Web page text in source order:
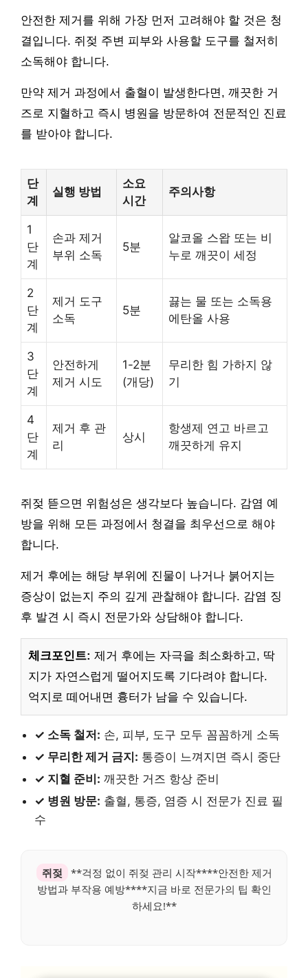
안전한 제거를 위해 가장 먼저 고려해야 할 것은 청
결입니다. 쥐젖 주변 피부와 사용할 도구를 철저히
소독해야 합니다.
만약 제거 과정에서 출혈이 발생한다면, 깨끗한 거
즈로 지혈하고 즉시 병원을 방문하여 전문적인 진료
를 받아야 합니다.
단
계
실행 방법
소요
시간
주의사항
1
단
계
손과 제거
부위 소독
5분
알코올 스왑 또는 비
누로 깨끗이 세정
2
단
계
제거 도구
소독
5분
끓는 물 또는 소독용
에탄올 사용
3
단
계
안전하게
제거 시도
1-2분
(개당)
무리한 힘 가하지 않
기
4
단
계
제거 후 관
리
상시
항생제 연고 바르고
깨끗하게 유지
쥐젖 뜯으면 위험성은 생각보다 높습니다. 감염 예
방을 위해 모든 과정에서 청결을 최우선으로 해야
합니다.
제거 후에는 해당 부위에 진물이 나거나 붉어지는
증상이 없는지 주의 깊게 관찰해야 합니다. 감염 징
후 발견 시 즉시 전문가와 상담해야 합니다.
체크포인트: 제거 후에는 자극을 최소화하고, 딱
지가 자연스럽게 떨어지도록 기다려야 합니다.
억지로 떼어내면 흉터가 남을 수 있습니다.
✓ 소독 철저: 손, 피부, 도구 모두 꼼꼼하게 소독
✓ 무리한 제거 금지: 통증이 느껴지면 즉시 중단
✓ 지혈 준비: 깨끗한 거즈 항상 준비
✓ 병원 방문: 출혈, 통증, 염증 시 전문가 진료 필
수
쥐젖
**걱정 없이 쥐젖 관리 시작****안전한 제거
방법과 부작용 예방****지금 바로 전문가의 팁 확인
하세요!**